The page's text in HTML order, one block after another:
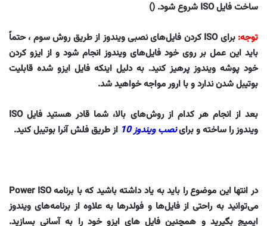
ساخت فایل ISO شروع شود. ()
توجه:
برای ISO کردن فایل‌های نصبی ویندوز از طریق روش سوم ، حتماً
باید این عمل بر روی خود فایل‌های ویندوز انجام شود و از ایزو کردن
خود پوشه ویندوز پرهیز کنید. به دلیل اینکه فایل ایزو شده قابلیت
بوتیبل شدن ندارد و با ارور مواجه خواهید شد.
بعد از انجام هر کدام از روش‌های بالا، شما قادر هستید فایل ISO
ویندوز را ساخته و براینصب ویندوز 10 از طریق فلش آنرا بوتیبل کنید.
در انتها این موضوع را باید به یاد داشته باشید که با برنامه Power ISO
می‌توانید به راحتی از فایل‌ها و فولدرها به علاوه از برنامه‌های ویندوز
ایمیج بگیرید و همچنین فایل های ایزو خود را به آسانی بسازید.